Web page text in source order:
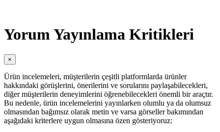
Yorum Yayınlama Kritikleri
×
Ürün incelemeleri, müşterilerin çeşitli platformlarda ürünler
hakkındaki görüşlerini, önerilerini ve sorularını paylaşabilecekleri,
diğer müşterilerin deneyimlerini öğrenebilecekleri önemli bir araçtır.
Bu nedenle, ürün incelemelerini yayınlarken olumlu ya da olumsuz
olmasından bağımsız olarak metin ve varsa görseller bakımından
aşağıdaki kriterlere uygun olmasına özen gösteriyoruz: